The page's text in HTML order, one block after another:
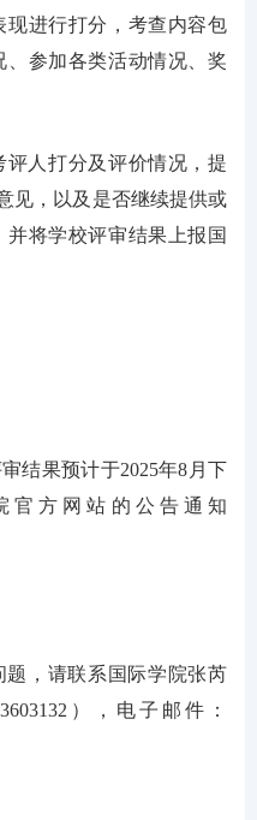
现进行打分，考查内容包
参加各类活动情况、奖
人打分及评价情况，提
见，以及是否继续提供或
将学校评审结果上报国
结果预计于2025年8月下
官方网站的公告通知
，请联系国际学院张芮
），电子邮件：